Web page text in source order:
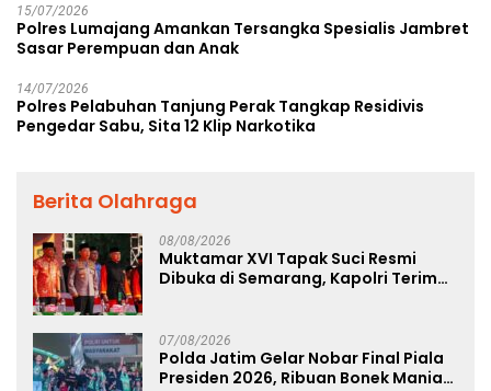
15/07/2026
Polres Lumajang Amankan Tersangka Spesialis Jambret
Sasar Perempuan dan Anak
14/07/2026
Polres Pelabuhan Tanjung Perak Tangkap Residivis
Pengedar Sabu, Sita 12 Klip Narkotika
Berita Olahraga
08/08/2026
Muktamar XVI Tapak Suci Resmi
Dibuka di Semarang, Kapolri Terima
07/08/2026
Polda Jatim Gelar Nobar Final Piala
Presiden 2026, Ribuan Bonek Mania